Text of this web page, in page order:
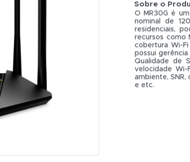
R$ 0,01
Sobre o
O MR30G é
nominal de
residenciais,
recursos como
cobertura Wi-
possui
Qualidade de
velocidade
ambiente,
e etc.